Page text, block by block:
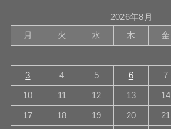
2026年8月
月
火 水 木 金
3 4 5 6 7
10 11 12 13 14
17 18 19 20 21